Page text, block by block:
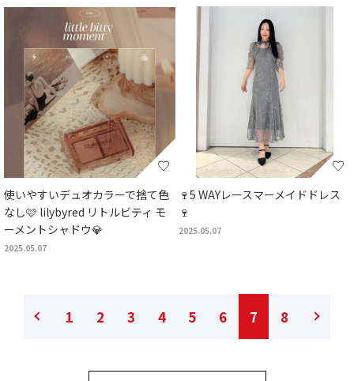
使いやすいデュオカラーで捨て色
なし🩷 lilybyred リトルビティ モ
ーメントシャドウ💎
2025.05.07
🍷5 WAYレースマーメイドドレス
🍷
2025.05.07
1 2 3 4 5 6 7 8